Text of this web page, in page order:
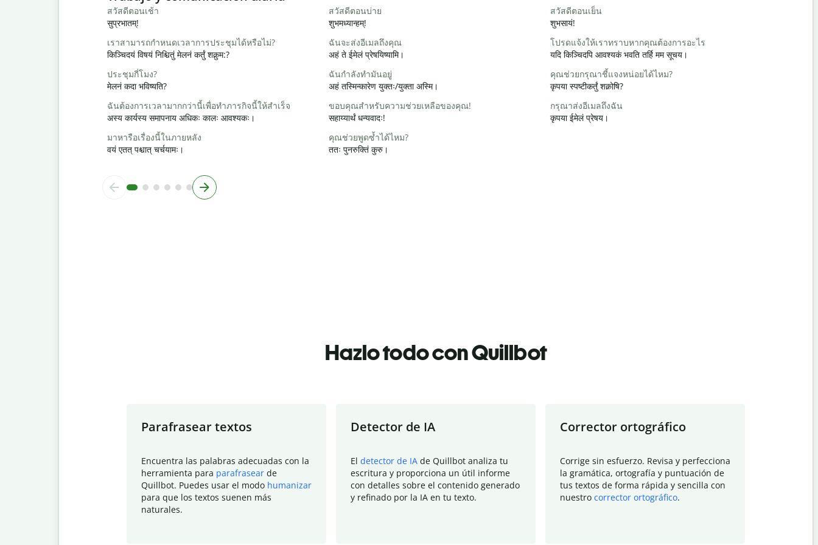
สวัสดีตอนเช้า
सुप्रभातम्!
สวัสดีตอนบ่าย
शुभमध्यान्हम्!
สวัสดีตอนเย็น
शुभसायं!
เราสามารถกำหนดเวลาการประชุมได้หรือไม่?
किञ्चिदयं विषयं निश्चितुं मेलनं कर्तुं शक्नुम:?
ฉันจะส่งอีเมลถึงคุณ
अहं ते ईमेलं प्रेषयिष्यामि।
โปรดแจ้งให้เราทราบหากคุณต้องการอะไร
यदि किञ्चिदपि आवश्यकं भवति तर्हि मम सूचय।
ประชุมกี่โมง?
मेलनं कदा भविष्यति?
ฉันกำลังทำมันอยู่
अहं तस्मिन्कारेण युक्तः/युक्ता अस्मि।
คุณช่วยกรุณาชี้แจงหน่อยได้ไหม?
कृपया स्पष्टीकर्तुं शक्नोषि?
ฉันต้องการเวลามากกว่านี้เพื่อทำภารกิจนี้ให้สำเร็จ
अस्य कार्यस्य समापनाय अधिकः कालः आवश्यकः।
ขอบคุณสำหรับความช่วยเหลือของคุณ!
सहाय्यार्थं धन्यवादः!
กรุณาส่งอีเมลถึงฉัน
कृपया ईमेलं प्रेषय।
มาหารือเรื่องนี้ในภายหลัง
वयं एतत् पश्चात् चर्चयामः।
คุณช่วยพูดซ้ำได้ไหม?
ततः पुनरुक्तिं कुरु।
Hazlo todo con Quillbot
Parafrasear textos
Encuentra las palabras adecuadas con la
herramienta para parafrasear de
Quillbot. Puedes usar el modo humanizar
para que los textos suenen más
naturales.
Detector de IA
El detector de IA de Quillbot analiza tu
escritura y proporciona un útil informe
con detalles sobre el contenido generado
y refinado por la IA en tu texto.
Corrector ortográfico
Corrige sin esfuerzo. Revisa y perfecciona
la gramática, ortografía y puntuación de
tus textos de forma rápida y sencilla con
nuestro corrector ortográfico.